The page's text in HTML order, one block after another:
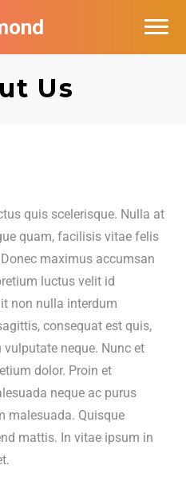
Us
quis scelerisque. Nulla at
quam, facilisis vitae felis
maximus accumsan
luctus velit id
non nulla interdum
consequat est quis,
neque. Nunc et
dolor. Proin et
neque ac purus
malesuada. Quisque
mattis. In vitae ipsum in
Roermond